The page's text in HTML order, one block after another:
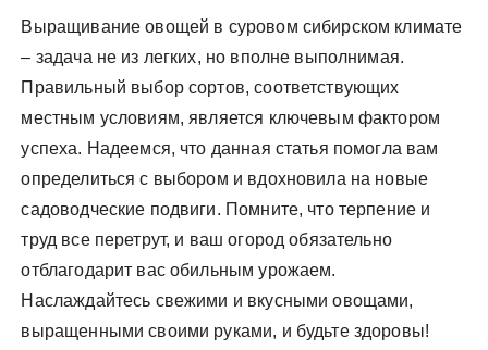
Выращивание овощей в суровом сибирском климате
– задача не из легких, но вполне выполнимая.
Правильный выбор сортов, соответствующих
местным условиям, является ключевым фактором
успеха. Надеемся, что данная статья помогла вам
определиться с выбором и вдохновила на новые
садоводческие подвиги. Помните, что терпение и
труд все перетрут, и ваш огород обязательно
отблагодарит вас обильным урожаем.
Наслаждайтесь свежими и вкусными овощами,
выращенными своими руками, и будьте здоровы!